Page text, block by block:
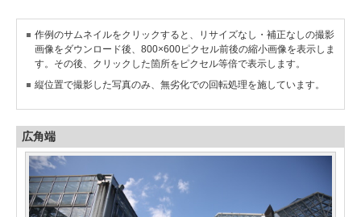
作例のサムネイルをクリックすると、リサイズなし・補正なしの撮影
画像をダウンロード後、800×600ピクセル前後の縮小画像を表示しま
す。その後、クリックした箇所をピクセル等倍で表示します。
縦位置で撮影した写真のみ、無劣化での回転処理を施しています。
広角端